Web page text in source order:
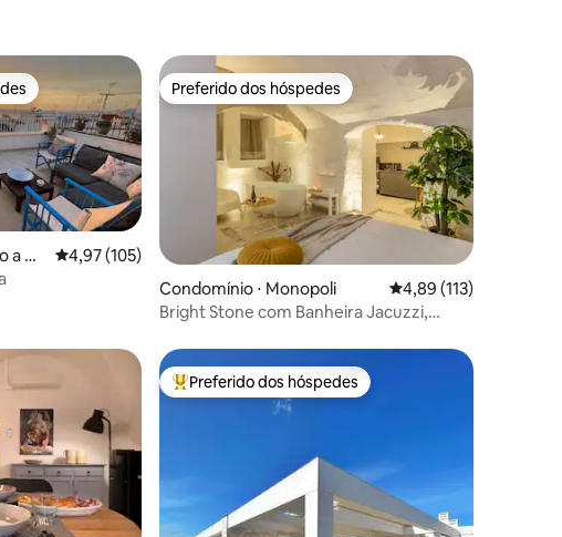
avaliações
dos hóspedes
a M
4,97 de uma avaliação média de 5, 105 avaliações
4,97 (105)
Preferido dos hóspedes
Preferido dos hóspedes
Condomínio ⋅ Monopoli 4,89 de uma avaliação
4,89 (113)
Bright Stone com Banheira Jacuzzi,
Entre os melhores preferidos dos hóspedes
Preferido dos hóspedes